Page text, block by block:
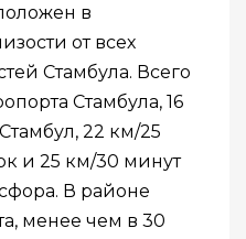
в
от всех
Стамбула. Всего
Стамбула, 16
22 км/25
и 25 км/30 минут
В районе
менее чем в 30